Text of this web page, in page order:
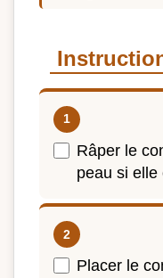
Râper le
peau si elle
Placer le